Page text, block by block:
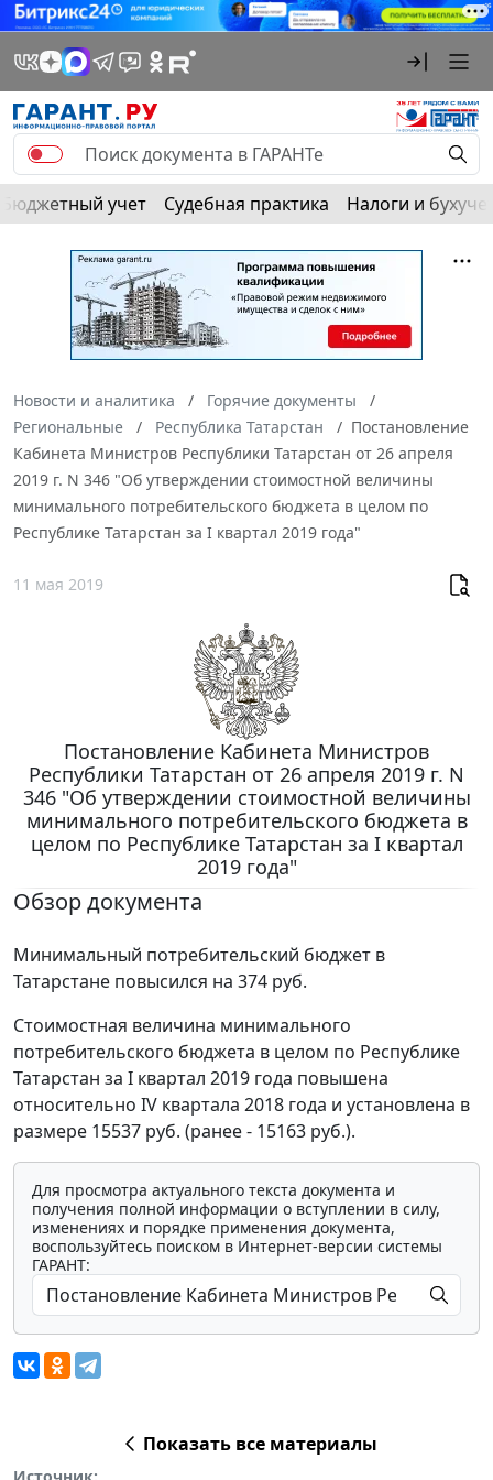
Бюджетный учет Судебная практика Налоги и
Новости и аналитика
Горячие документы
Региональные
Республика Татарстан
Постановление
Кабинета Министров Республики Татарстан от 26 апреля
2019 г. N 346 "Об утверждении стоимостной величины
минимального потребительского бюджета в целом по
Республике Татарстан за I квартал 2019 года"
11 мая 2019
Постановление Кабинета Министров
Республики Татарстан от 26 апреля 2019 г. N
346 "Об утверждении стоимостной величины
минимального потребительского бюджета в
целом по Республике Татарстан за I квартал
2019 года"
Обзор документа
Минимальный потребительский бюджет в
Татарстане повысился на 374 руб.
Стоимостная величина минимального
потребительского бюджета в целом по Республике
Татарстан за I квартал 2019 года повышена
относительно IV квартала 2018 года и установлена в
размере 15537 руб. (ранее - 15163 руб.).
Для просмотра актуального текста документа и
получения полной информации о вступлении в силу,
изменениях и порядке применения документа,
воспользуйтесь поиском в Интернет-версии системы
ГАРАНТ:
Показать все материалы
Источник: